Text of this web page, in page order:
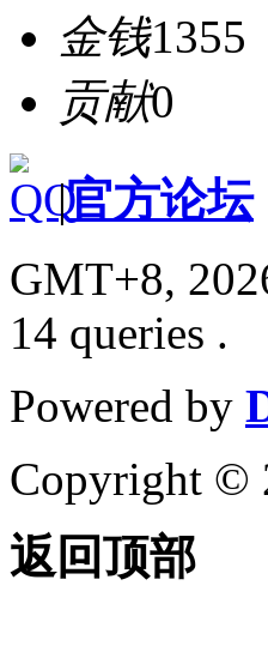
金钱1355
贡献0
|官方论坛
GMT+8,
14 queries .
Powered by
Copyright ©
返回顶部